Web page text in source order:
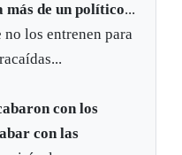
más de un político...
no los entrenen para
con los
con las